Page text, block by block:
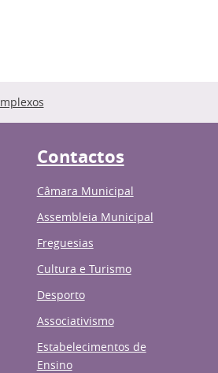
Contactos
Câmara Municipal
Assembleia Municipal
Freguesias
Cultura e Turismo
Desporto
Associativismo
Estabelecimentos de
Ensino